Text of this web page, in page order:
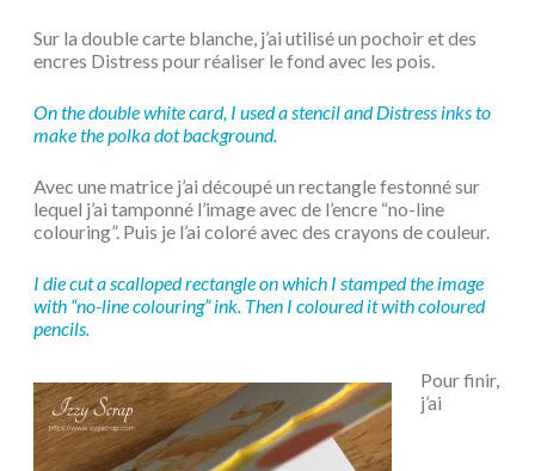
Sur la double carte blanche, j’ai utilisé un pochoir et des
encres Distress pour réaliser le fond avec les pois.
On the double white card, I used a stencil and Distress inks to
make the polka dot background.
Avec une matrice j’ai découpé un rectangle festonné sur
lequel j’ai tamponné l’image avec de l’encre “no-line
colouring”. Puis je l’ai coloré avec des crayons de couleur.
I die cut a scalloped rectangle on which I stamped the image
with “no-line colouring” ink. Then I coloured it with coloured
pencils.
Pour finir,
j’ai